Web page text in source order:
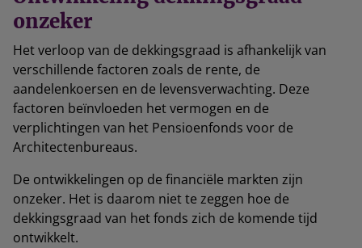
onzeker
Het verloop van de dekkingsgraad is afhankelijk van
verschillende factoren zoals de rente, de
aandelenkoersen en de levensverwachting. Deze
factoren beïnvloeden het vermogen en de
verplichtingen van het Pensioenfonds voor de
Architectenbureaus.
De ontwikkelingen op de financiële markten zijn
onzeker. Het is daarom niet te zeggen hoe de
dekkingsgraad van het fonds zich de komende tijd
ontwikkelt.